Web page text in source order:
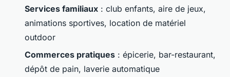
Services familiaux : club enfants, aire de jeux,
animations sportives, location de matériel
outdoor
Commerces pratiques : épicerie, bar-restaurant,
dépôt de pain, laverie automatique